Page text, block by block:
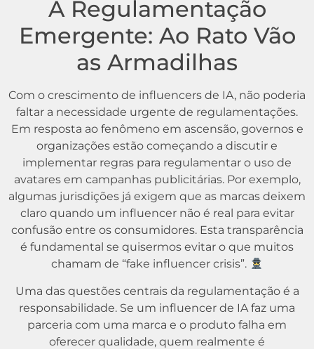
A Regulamentação
Emergente: Ao Rato Vão
as Armadilhas
Com o crescimento de influencers de IA, não poderia
faltar a necessidade urgente de regulamentações.
Em resposta ao fenômeno em ascensão, governos e
organizações estão começando a discutir e
implementar regras para regulamentar o uso de
avatares em campanhas publicitárias. Por exemplo,
algumas jurisdições já exigem que as marcas deixem
claro quando um influencer não é real para evitar
confusão entre os consumidores. Esta transparência
é fundamental se quisermos evitar o que muitos
chamam de “fake influencer crisis”.
Uma das questões centrais da regulamentação é a
responsabilidade. Se um influencer de IA faz uma
parceria com uma marca e o produto falha em
oferecer qualidade, quem realmente é